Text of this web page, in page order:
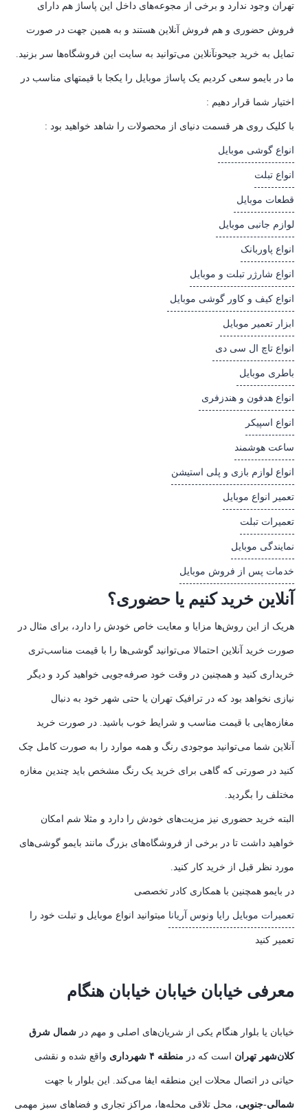
تهران وجود ندارد و برخی از مجوعه‌های داخل این پاساژ هم دارای
فروش حضوری و هم فروش آنلاین هستند و به همین جهت در صورت
تمایل به خرید جیحونآنلاین می‌توانید به سایت این فروشگاه‌ها سر بزنید.
ما در بایمو سعی کردیم یک پاساژ موبایل را یکجا با قیمتهای مناسب در
اختیار شما قرار دهیم :
با کلیک روی هر قسمت دنیای از محصولات را شاهد خواهید بود :
انواع گوشی موبایل
انواع تبلت
قطعات موبایل
لوازم جانبی موبایل
انواع پاوربانک
انواع شارژر تبلت و موبایل
انواع کیف و کاور گوشی موبایل
ابزار تعمیر موبایل
انواع تاچ ال سی دی
باطری موبایل
انواع هدفون و هندزفری
انواع اسپیکر
ساعت هوشمند
انواع لوازم بازی و پلی استیشن
تعمیر انواع موبایل
تعمیرات تبلت
نمایندگی موبایل
خدمات پس از فروش موبایل
آنلاین خرید کنیم یا حضوری؟
هریک از این روش‌ها مزایا و معایت خاص خودش را دارد، برای مثال در
صورت خرید آنلاین احتمالا می‌توانید گوشی‌ها را با قیمت مناسب‌تری
خریداری کنید و همچنین در وقت خود صرفه‌جویی خواهید کرد و دیگر
نیازی نخواهد بود که در ترافیک تهران یا حتی شهر خود به دنبال
مغازه‌هایی با قیمت مناسب و شرایط خوب باشید. در صورت خرید
آنلاین شما می‌توانید موجودی رنگ و همه موارد را به صورت کامل چک
کنید در صورتی که گاهی برای خرید یک رنگ مشخص باید چندین مغازه
مختلف را بگردید.
البته خرید حضوری نیز مزیت‌های خودش را دارد و مثلا شم امکان
خواهید داشت تا در برخی از فروشگاه‌های بزرگ مانند بایمو گوشی‌های
مورد نظر قبل از خرید کار کنید.
در بایمو همچنین با همکاری کادر تخصصی
تعمیرات موبایل رایا ونوس آریانا میتوانید انواع موبایل و تبلت خود را
تعمیر کنید
معرفی خیابان خیابان خیابان هنگام
خیابان یا بلوار هنگام یکی از شریان‌های اصلی و مهم در شمال شرق
کلان‌شهر تهران است که در منطقه ۴ شهرداری واقع شده و نقشی
حیاتی در اتصال محلات این منطقه ایفا می‌کند. این بلوار با جهت
شمالی-جنوبی، محل تلاقی محله‌ها، مراکز تجاری و فضاهای سبز مهمی